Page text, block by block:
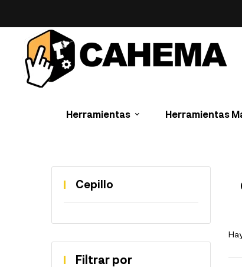
Herramientas Herramientas
Cepillo
Filtrar por